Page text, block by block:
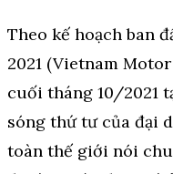
Theo kế hoạch ban
2021 (Vietnam
cuối tháng 10/2021
sóng thứ tư của đại
toàn thế giới nói